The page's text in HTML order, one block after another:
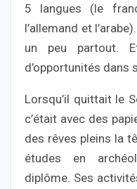
5 langues (le
l’allemand et
un peu partout.
d’opportunités dans
Lorsqu’il quittait le
c’était avec des
des rêves pleins la
études en
diplôme. Ses